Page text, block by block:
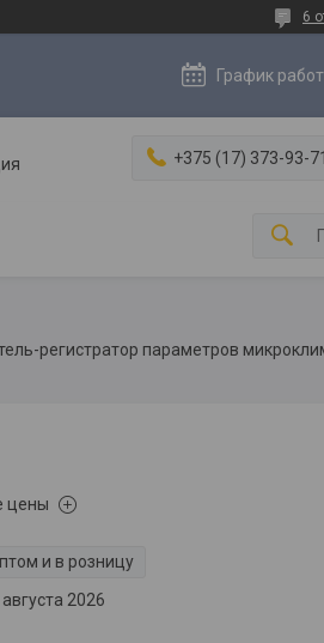
6
График
+375 (17) 373-93-71
цены
и в розницу
2026